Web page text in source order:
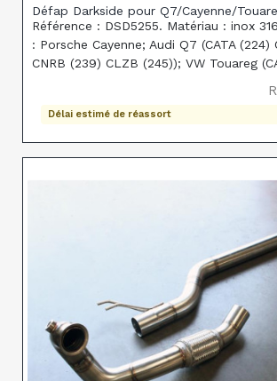
Défap Darkside pour Q7/Cayenne/
Référence : DSD5255. Matériau : inox
: Porsche Cayenne; Audi Q7 (CATA (224)
CNRB (239) CLZB (245)); VW Touareg
Délai estimé de réassort